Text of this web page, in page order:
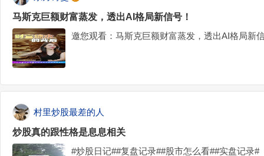
马斯克巨额财富蒸发，透出AI格局新信号！
邀您观看：马斯克巨额财富蒸发，透出AI格局新
村里炒股最差的人
炒股真的跟性格是息息相关
#炒股日记##复盘记录##股市怎么看##实盘记录#